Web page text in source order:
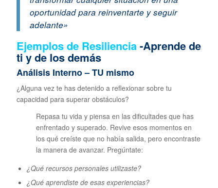
oportunidad para reinventarte y seguir
adelante»
Ejemplos de Resiliencia-Aprende de
ti y de los demás
Análisis Interno – TU mismo
¿Alguna vez te has detenido a reflexionar sobre tu
capacidad para superar obstáculos?
Repasa tu vida y piensa en las dificultades que has
enfrentado y superado. Revive esos momentos en
los qué creíste que no había salida, pero encontraste
la manera de avanzar. Pregúntate:
¿Qué recursos personales utilizaste?
¿Qué aprendiste de esas experiencias?